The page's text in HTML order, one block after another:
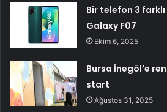
Bir telefon 3
Galaxy F07
Ekim 6, 2025
Bursa İnegöl’e
start
Ağustos 31, 2025